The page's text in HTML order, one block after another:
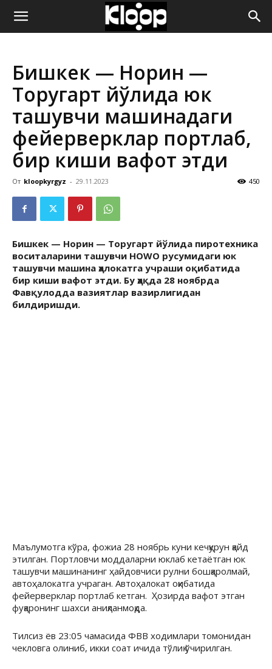
ҚИРҒИЗИСТОН
ЯНГИЛИКЛАРИ
Бишкек — Норин —
Торугарт йўлида юк
ташувчи машинадаги
фейерверклар портлаб,
бир киши вафот этди
От kloopkyrgyz - 29.11.2023 450
Бишкек — Норин — Торугарт йўлида пиротехника
воситаларини ташувчи HOWO русумидаги юк
ташувчи машина ҳалокатга учраши оқибатида
бир киши вафот этди. Бу ҳақда 28 ноябрда
Фавқулодда вазиятлар вазирлигидан
билдиришди.
Маълумотга кўра, фожиа 28 ноябрь куни кечқурун қайд
этилган. Портловчи моддаларни юклаб кетаётган юк
ташувчи машинанинг ҳайдовчиси рулни бошқаролмай,
автоҳалокатга учраган. Автоҳалокат оқибатида
фейерверклар портлаб кетган. Ҳозирда вафот этган
фуқаронинг шахси аниқланмоқда.
Тилсиз ёв 23:05 чамасида ФВВ ходимлари томонидан
чекловга олиниб, икки соат ичида тўлиқ ўчирилган.